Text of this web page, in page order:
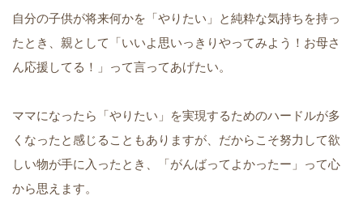
自分の子供が将来何かを「やりたい」と純粋な気持ちを持っ
たとき、親として「いいよ思いっきりやってみよう！お母さ
ん応援してる！」って言ってあげたい。
ママになったら「やりたい」を実現するためのハードルが多
くなったと感じることもありますが、だからこそ努力して欲
しい物が手に入ったとき、「がんばってよかったー」って心
から思えます。